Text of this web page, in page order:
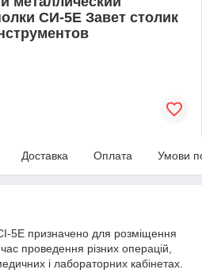
СИ-5Е Завет столик
Доставка Оплата Умови
5E призначено для розміщення
проведення різних операцій,
і лабораторних кабінетах.